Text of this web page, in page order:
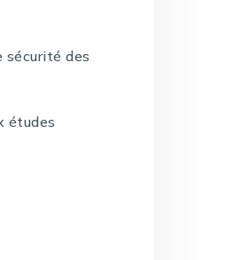
des
études